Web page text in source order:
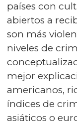
países con
abiertos a
son más
niveles de
mejor
americanos,
índices de
asiáticos o